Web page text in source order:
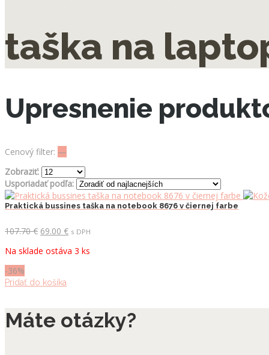
taška na
Upresnenie
Cenový filter: —
Zobraziť:
Usporiadať podľa:
Praktická bussines taška na notebook 8676 v čiernej farbe
107.70€ Pôvodná
bola:
69.00 €Aktuálna
je:
s DPH
Na sklade ostáva 3 ks
-36%
Pridať do košíka
Máte otázky?